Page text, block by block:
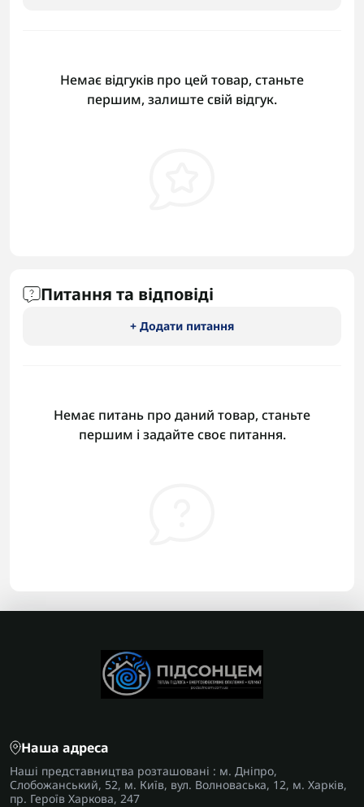
Немає відгуків про цей товар, станьте
першим, залиште свій відгук.
Питання та відповіді
+ Додати питання
Немає питань про даний товар, станьте
першим і задайте своє питання.
Наша адреса
Наші представництва розташовані : м. Дніпро,
Слобожанський, 52, м. Київ, вул. Волноваська, 12, м. Харків,
пр. Героїв Харкова, 247